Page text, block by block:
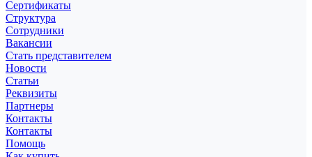
Сертификаты
Структура
Сотрудники
Вакансии
Стать представителем
Новости
Статьи
Реквизиты
Партнеры
Контакты
Контакты
Помощь